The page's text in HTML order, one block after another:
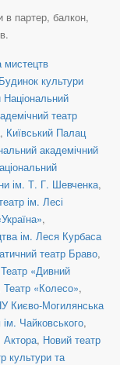
в партер, балкон,
мистецтв
Будинок культури
Національний
театр
, Київський Палац
академічний
ім. Т. Г. Шевченка,
ім. Лесі
,
ім. Леся Курбаса
театр Браво,
Театр «Дивний
Театр «Колесо»,
Києво-Могилянська
Чайковського,
Актора, Новий театр
культури та